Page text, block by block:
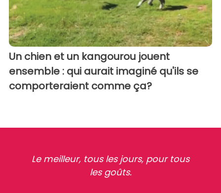
Un chien et un kangourou jouent
ensemble : qui aurait imaginé qu'ils se
comporteraient comme ça?
Le meilleur, tous les jours, pour tous
les goûts.